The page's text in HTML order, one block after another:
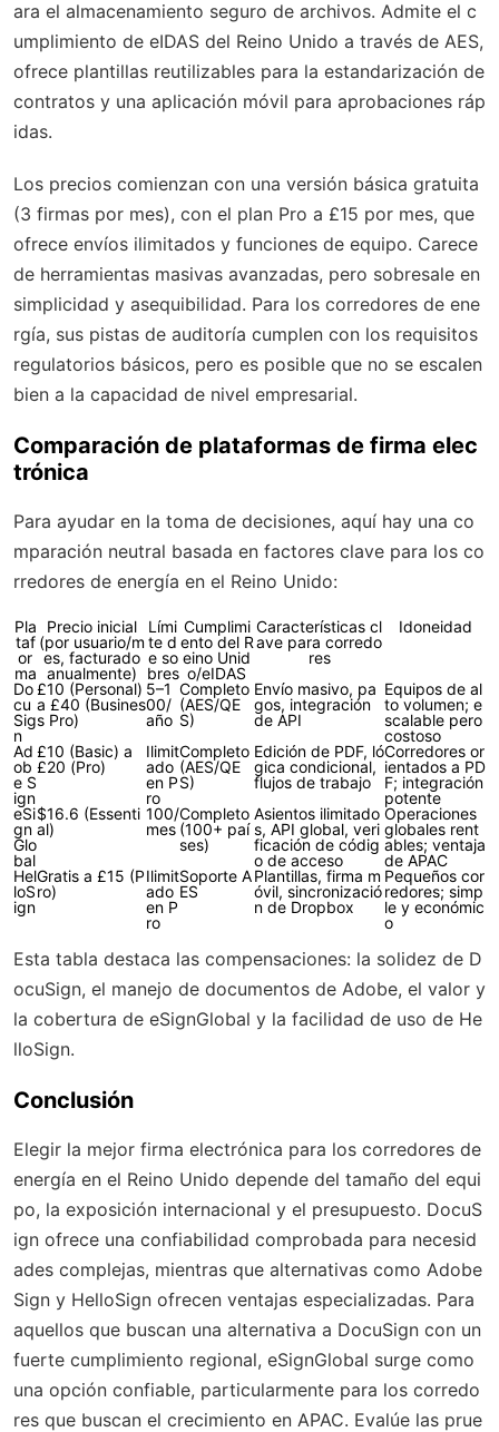
ara el almacenamiento seguro de archivos. Admite el c
umplimiento de eIDAS del Reino Unido a través de AES,
ofrece plantillas reutilizables para la estandarización de
contratos y una aplicación móvil para aprobaciones ráp
idas.
Los precios comienzan con una versión básica gratuita
(3 firmas por mes), con el plan Pro a £15 por mes, que
ofrece envíos ilimitados y funciones de equipo. Carece
de herramientas masivas avanzadas, pero sobresale en
simplicidad y asequibilidad. Para los corredores de ene
rgía, sus pistas de auditoría cumplen con los requisitos
regulatorios básicos, pero es posible que no se escalen
bien a la capacidad de nivel empresarial.
Comparación de plataformas de firma elec
trónica
Para ayudar en la toma de decisiones, aquí hay una co
mparación neutral basada en factores clave para los co
rredores de energía en el Reino Unido:
Pla
taf
or
ma
Precio inicial
(por usuario/m
es, facturado
anualmente)
Lími
te d
e so
bres
Cumplimi
ento del R
eino Unid
o/eIDAS
Características cl
ave para corredo
res
Idoneidad
Do
cu
Sig
n
£10 (Personal)
a £40 (Busines
s Pro)
5–1
00/
año
Completo
(AES/QE
S)
Envío masivo, pa
gos, integración
de API
Equipos de al
to volumen; e
scalable pero
costoso
Ad
ob
e S
ign
£10 (Basic) a
£20 (Pro)
Ilimit
ado
en P
ro
Completo
(AES/QE
S)
Edición de PDF, ló
gica condicional,
flujos de trabajo
Corredores or
ientados a PD
F; integración
potente
eSi
gn
Glo
bal
$16.6 (Essenti
al)
100/
mes
Completo
(100+ paí
ses)
Asientos ilimitado
s, API global, veri
ficación de códig
o de acceso
Operaciones
globales rent
ables; ventaja
de APAC
Hel
loS
ign
Gratis a £15 (P
ro)
Ilimit
ado
en P
ro
Soporte A
ES
Plantillas, firma m
óvil, sincronizació
n de Dropbox
Pequeños cor
redores; simp
le y económic
o
Esta tabla destaca las compensaciones: la solidez de D
ocuSign, el manejo de documentos de Adobe, el valor y
la cobertura de eSignGlobal y la facilidad de uso de He
lloSign.
Conclusión
Elegir la mejor firma electrónica para los corredores de
energía en el Reino Unido depende del tamaño del equi
po, la exposición internacional y el presupuesto. DocuS
ign ofrece una confiabilidad comprobada para necesid
ades complejas, mientras que alternativas como Adobe
Sign y HelloSign ofrecen ventajas especializadas. Para
aquellos que buscan una alternativa a DocuSign con un
fuerte cumplimiento regional, eSignGlobal surge como
una opción confiable, particularmente para los corredo
res que buscan el crecimiento en APAC. Evalúe las prue